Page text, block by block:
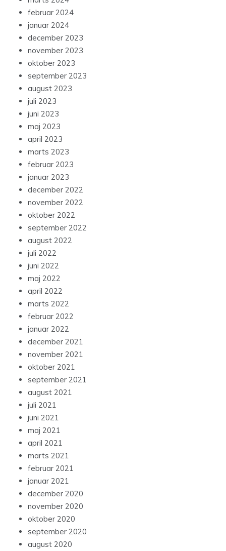
februar 2024
januar 2024
december 2023
november 2023
oktober 2023
september 2023
august 2023
juli 2023
juni 2023
maj 2023
april 2023
marts 2023
februar 2023
januar 2023
december 2022
november 2022
oktober 2022
september 2022
august 2022
juli 2022
juni 2022
maj 2022
april 2022
marts 2022
februar 2022
januar 2022
december 2021
november 2021
oktober 2021
september 2021
august 2021
juli 2021
juni 2021
maj 2021
april 2021
marts 2021
februar 2021
januar 2021
december 2020
november 2020
oktober 2020
september 2020
august 2020